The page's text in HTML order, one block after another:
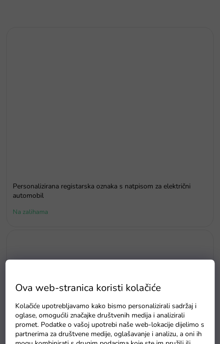
Ova web-stranica koristi kolačiće
Kolačiće upotrebljavamo kako bismo personalizirali sadržaj i
oglase, omogućili značajke društvenih medija i analizirali
promet. Podatke o vašoj upotrebi naše web-lokacije dijelimo s
partnerima za društvene medije, oglašavanje i analizu, a oni ih
Personalizirana registarska oznaka s natpisom za električni
automobil
Na zalihama